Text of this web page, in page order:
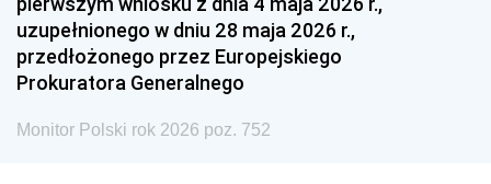
uzupełnionego w dniu 28 maja 2026 r.,
przedłożonego przez Europejskiego
Prokuratora Generalnego
Monitor Polski rok 2026 poz. 752